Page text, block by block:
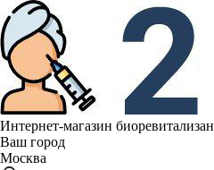
Интернет-магазин
Ваш город
Москва